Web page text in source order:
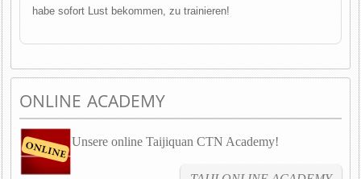
habe sofort Lust bekommen, zu trainieren!
ONLINE ACADEMY
Unsere online Taijiquan CTN Academy!